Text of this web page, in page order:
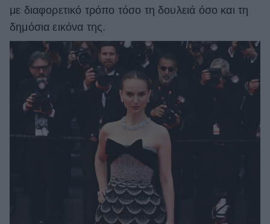
με διαφορετικό τρόπο τόσο τη δουλειά όσο και τη
δημόσια εικόνα της.